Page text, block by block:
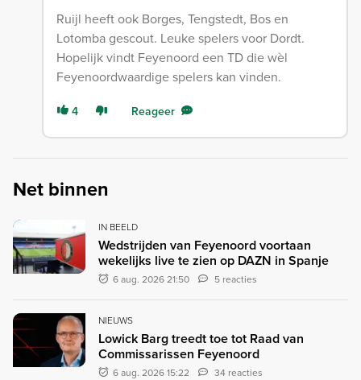
Ruijl heeft ook Borges, Tengstedt, Bos en
Lotomba gescout. Leuke spelers voor Dordt.
Hopelijk vindt Feyenoord een TD die wèl
Feyenoordwaardige spelers kan vinden.
4 Reageer
Net binnen
IN BEELD
Wedstrijden van Feyenoord voortaan
wekelijks live te zien op DAZN in Spanje
6 aug. 2026 21:50 5 reacties
NIEUWS
Lowick Barg treedt toe tot Raad van
Commissarissen Feyenoord
6 aug. 2026 15:22 34 reacties